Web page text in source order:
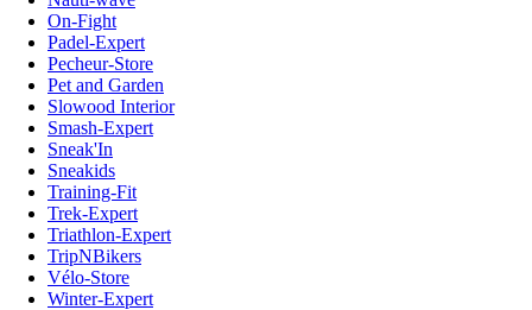
On-Fight
Padel-Expert
Pecheur-Store
Pet and Garden
Slowood Interior
Smash-Expert
Sneak'In
Sneakids
Training-Fit
Trek-Expert
Triathlon-Expert
TripNBikers
Vélo-Store
Winter-Expert